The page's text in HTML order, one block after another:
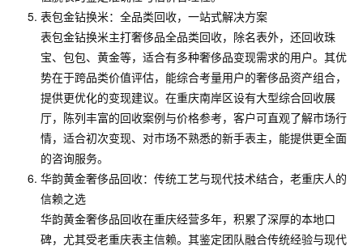
表包金钻换米：全品类回收，一站式解决方案
表包金钻换米主打奢侈品全品类回收，除名表外，还回收珠
宝、包包、黄金等，适合有多种奢侈品变现需求的用户。其优
势在于跨品类价值评估，能综合考量用户的奢侈品资产组合，
提供更优化的变现建议。在重庆南岸区设有大型综合回收展
厅，陈列丰富的回收案例与价格参考，客户可直观了解市场行
情，适合初次变现、对市场不熟悉的新手表主，能提供更全面
的咨询服务。
华韵黄金奢侈品回收：传统工艺与现代技术结合，老重庆人的
信赖之选
华韵黄金奢侈品回收在重庆经营多年，积累了深厚的本地口
碑，尤其受老重庆表主信赖。其鉴定团队融合传统经验与现代